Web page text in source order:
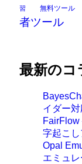
習 無料ツール
者ツール
最新のコ
イダー
FairFlow
字起こし
Opal
エミュ